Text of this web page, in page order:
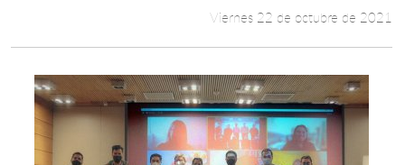
Viernes 22 de octubre de 2021